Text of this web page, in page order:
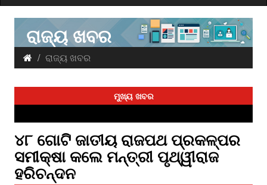
ରାଜ୍ୟ ଖବର
ରାଜ୍ୟ ଖବର
ମୁଖ୍ୟ ଖବର
୪୮ ଗୋଟି ଜାତୀୟ ରାଜପଥ ପ୍ରକଳ୍ପର
ସମୀକ୍ଷା କଲେ ମନ୍ତ୍ରୀ ପୃଥ୍ୱୀରାଜ
ହରିଚନ୍ଦନ